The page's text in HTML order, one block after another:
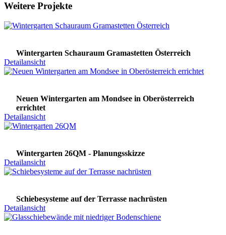
Weitere Projekte
Wintergarten Schauraum Gramastetten Österreich
Detailansicht
Neuen Wintergarten am Mondsee in Oberösterreich
errichtet
Detailansicht
Wintergarten 26QM - Planungsskizze
Detailansicht
Schiebesysteme auf der Terrasse nachrüsten
Detailansicht